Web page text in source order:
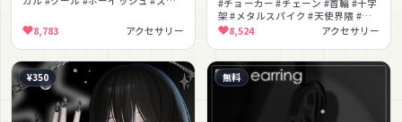
8,783 アクセサリー
#チョーカー #チェーン #首輪 #十字
架 #メタルスパイク #天使界隈 #地
雷系 #サブカル #ロック #ドッグタ
8,524 アクセサリー
¥350 無料